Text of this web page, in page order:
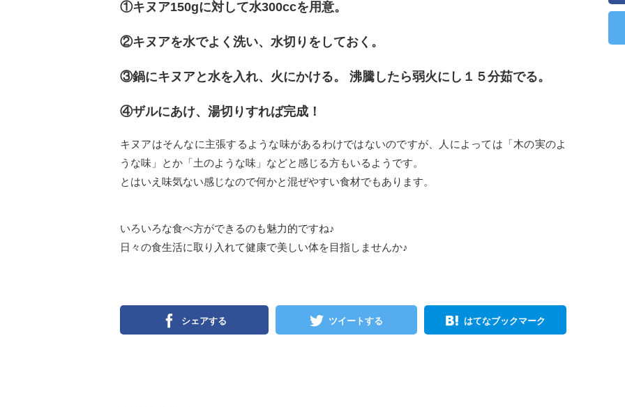
①キヌア150gに対して水300ccを用意。
②キヌアを水でよく洗い、水切りをしておく。
③鍋にキヌアと水を入れ、火にかける。 沸騰したら弱火にし１５分茹でる。
④ザルにあけ、湯切りすれば完成！
キヌアはそんなに主張するような味があるわけではないのですが、人によっては「木の実のよ
うな味」とか「土のような味」などと感じる方もいるようです。
とはいえ味気ない感じなので何かと混ぜやすい食材でもあります。
いろいろな食べ方ができるのも魅力的ですね♪
日々の食生活に取り入れて健康で美しい体を目指しませんか♪
シェアする ツイートする はてなブックマーク